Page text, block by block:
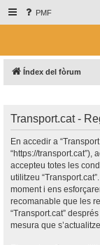
PMF
Índex del fòrum
Transport.cat -
En accedir a
“https://transport.cat”),
accepteu totes les
utilitzeu
moment i ens
recomanable que les
“Transport.cat”
mesura que